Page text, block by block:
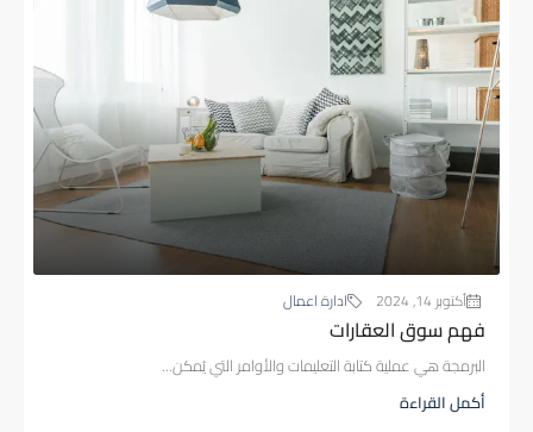
أكتوبر 14, 2024 ادارة اعمال
فهم سوق العقارات
البرمجة هي عملية كتابة التعليمات والأوامر التي يُمكن...
أكمل القراءة